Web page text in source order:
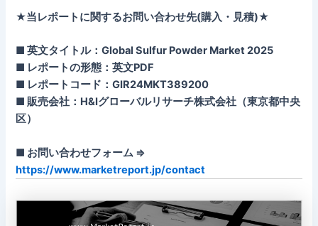
★当レポートに関するお問い合わせ先(購入・見積)★
■ 英文タイトル：Global Sulfur Powder Market 2025
■ レポートの形態：英文PDF
■ レポートコード：GIR24MKT389200
■ 販売会社：H&Iグローバルリサーチ株式会社（東京都中央
区）
■ お問い合わせフォーム ⇒
https://www.marketreport.jp/contact